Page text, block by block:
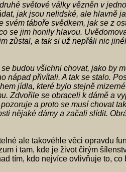
světové války vězněn v
jak jsou nelidské, ale hlavně
svém táboře svědkem, jak se z
se jim honily hlavou.
zůstal, a tak si už nepřáli nic
budou všichni chovat, jako by
nápad přivítali. A tak se stalo.
jídla, které bylo stejně
Zdvořile se obraceli k dámě a
a proto se musí chovat
nějaké dámy a začali slídit.
ale takovéhle věci opravdu
i tam, kde je život čirým
tím, kdo nejvíce ovlivňuje to, co